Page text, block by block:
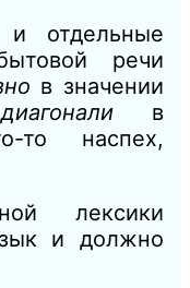
и отдельные
речи
в значении
в
то наспех,
лексики
и должно